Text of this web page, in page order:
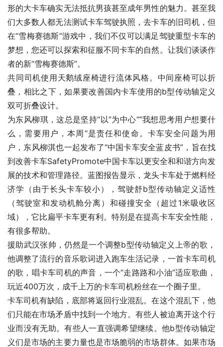
形的大卡车确实无法抵抗男孩甚至成年男性的魅力。甚至我
们大多数人都无法测试卡车驾驶执照，去卡车的旧司机，但
在“雪梅赛德斯”游戏中，我们不仅可以满足驾驶重型卡车的
梦想，您还可以探索和征服不同卡车的自然。让我们谈谈作
者的新“雪梅赛德斯”。
共同司机使用天鹅绒座椅进行流体风格。中间座椅可以折
叠，相比之下，如果要改善国内卡车使用的b型传动轴定义
双可折叠设计。
为东风柳琪，这总是坚持“以”为中心“”我想思考用户想要什
么，需要用户，本周“是责任和使命。卡车安全问题为用
户，东风柳淇也一起发布了“中国卡车安全蓝皮书”，旨在找
到改善卡车SafetyPromote中国卡车以更安全和和谐方向发
展的技术和管理路径。蓝图报告显示，龙头卡车处于燃料经
济学（由于长头卡车较小），驾驶舒b型传动轴定义适性
（驾驶室和发动机舱分离）和碰撞安全（超过1米吸收区
域），它比扁平卡车更有利。特别是在提高卡车安全性能，
有很多帮助。
援助武汉张帅，仍然是一个调整b型传动轴定义上帝的歌，
他调整了流行的音乐歌词进入跑车生活记录，一首卡车司机
的歌，唱卡车司机的声音，一个“走路路和小油”适应歌曲，
玩近400万次，成千上万的卡车司机粉丝在一个圈子里。
卡车司机有缺陷，底部将返回行业混乱。在这个混乱下，他
们只能在市场矛盾中找到一个地方。有些人被迫离开这个行
业而没有无助。有些人一直强调希望继续。他b型传动轴定
义们是市场的主要力量也是市场脆弱的市场群体。如果市场